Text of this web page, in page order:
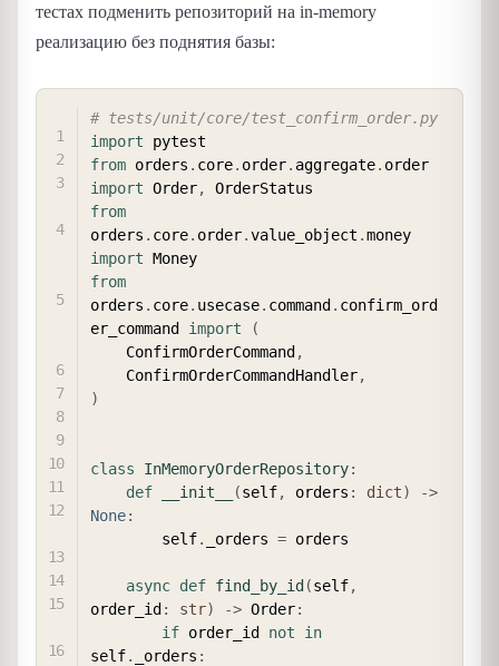
тестах подменить репозиторий на in-memory
реализацию без поднятия базы:
# tests/unit/core/test_confirm_order.py
import
from orders . core. order. aggregate.
import Order,
from
orders . core. order.value_object .
import
from
orders . core. usecase. command . confirm_ord
er_command import
(
    ConfirmOrderCommand
,
    ConfirmOrderCommandHandler
,
)
class InMemoryOrderRepository:
def
__init__ (self, orders : dict) ->
None:
        self
. _orders = orders
async def find_by_id (self,
order_id : str) -> Order:
if order_id not
in
self. _orders :